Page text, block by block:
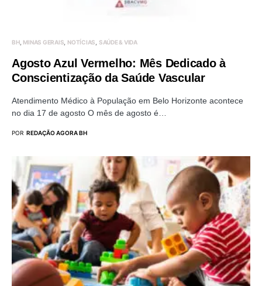
BH MINAS GERAIS NOTÍCIAS SAÚDE & VIDA
Agosto Azul Vermelho: Mês Dedicado à
Conscientização da Saúde Vascular
Atendimento Médico à População em Belo Horizonte acontece
no dia 17 de agosto O mês de agosto é…
POR REDAÇÃO AGORA BH